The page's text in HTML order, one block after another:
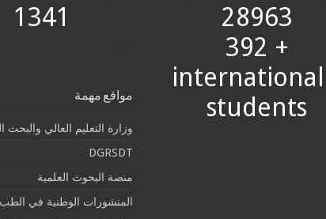
28963
+ 392
international
students
1341
مواقع مهمة
وزارة التعليم العالي والبحث
DGRSDT
منصة البحوث العلمية
المنشورات الوطنية في الطب